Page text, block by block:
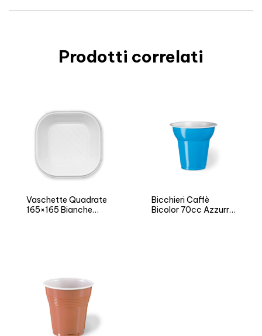
Prodotti correlati
Vaschette Quadrate
165×165 Bianche
Bicchieri Caffè
Bicolor 70cc Azzurro